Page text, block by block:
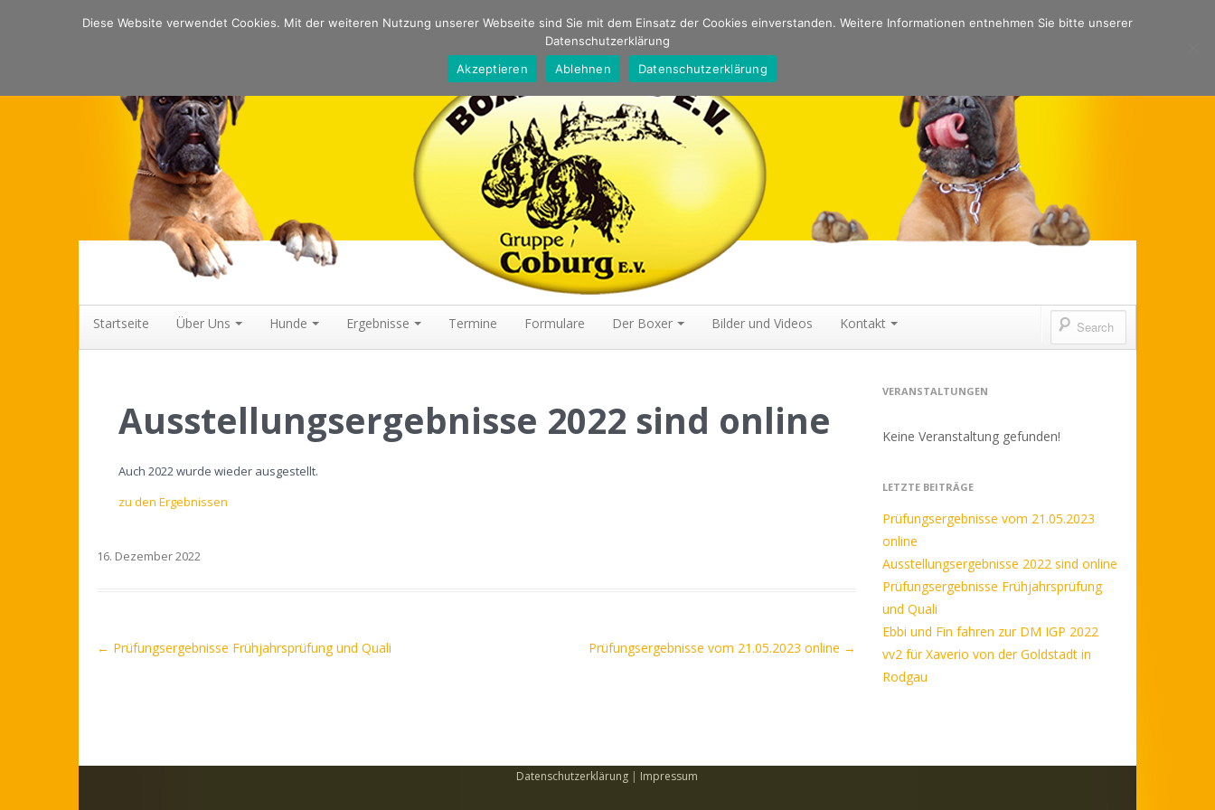
AUSBILDUNG VON GEBRAUCHSHUNDEN, BOXERZUCHT, AUSSTELLUNG, HUNDESPORT, IPO, UNTERORDNUNG, FÄHRTE, WELPEN
Startseite Über Uns Hunde Ergebnisse Termine Formulare Der Boxer Bilder und Videos Kontakt
Ausstellungsergebnisse 2022 sind online
Auch 2022 wurde wieder ausgestellt.
zu den Ergebnissen
16. Dezember 2022
Post navigation
← Prüfungsergebnisse Frühjahrsprüfung und Quali Prüfungsergebnisse vom 21.05.2023 online →
VERANSTALTUNGEN
Keine Veranstaltung gefunden!
LETZTE BEITRÄGE
Prüfungsergebnisse vom 21.05.2023
online
Ausstellungsergebnisse 2022 sind online
Prüfungsergebnisse Frühjahrsprüfung
und Quali
Ebbi und Fin fahren zur DM IGP 2022
vv2 für Xaverio von der Goldstadt in
Rodgau
Datenschutzerklärung | Impressum
Diese Website verwendet Cookies. Mit der weiteren Nutzung unserer Webseite sind Sie mit dem Einsatz der Cookies einverstanden. Weitere Informationen entnehmen Sie bitte unserer
Datenschutzerklärung
Akzeptieren
Ablehnen Datenschutzerklärung